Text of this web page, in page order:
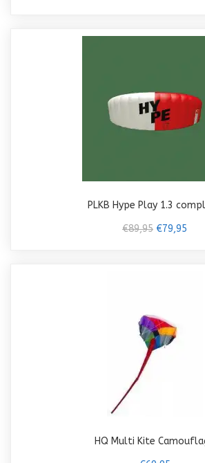
PLKB Hype Play 1.3
€89,95 €79,95
HQ Multi Kite